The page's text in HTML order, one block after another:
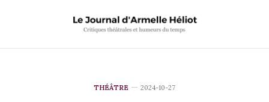
THÉÂTRE 2024-10-27